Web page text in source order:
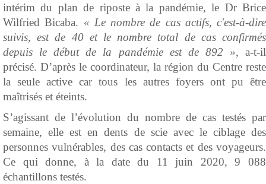
intérim du plan de riposte à la pandémie, le Dr Brice
Wilfried Bicaba. « Le nombre de cas actifs, c'est-à-dire
suivis, est de 40 et le nombre total de cas confirmés
depuis le début de la pandémie est de 892 », a-t-il
précisé. D’après le coordinateur, la région du Centre reste
la seule active car tous les autres foyers ont pu être
maîtrisés et éteints.
S’agissant de l’évolution du nombre de cas testés par
semaine, elle est en dents de scie avec le ciblage des
personnes vulnérables, des cas contacts et des voyageurs.
Ce qui donne, à la date du 11 juin 2020, 9 088
échantillons testés.